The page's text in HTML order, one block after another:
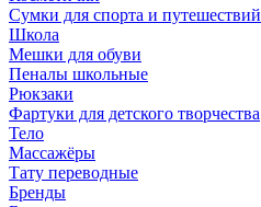
Сумки для спорта и путешествий
Школа
Мешки для обуви
Пеналы школьные
Рюкзаки
Фартуки для детского творчества
Тело
Массажёры
Тату переводные
Бренды